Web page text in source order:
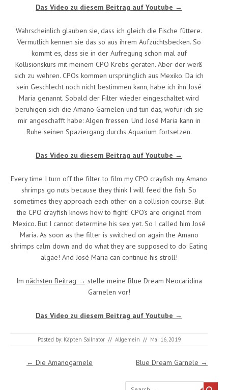
Das Video zu diesem Beitrag auf Youtube →
Wahrscheinlich glauben sie, dass ich gleich die Fische füttere.
Vermutlich kennen sie das so aus ihrem Aufzuchtsbecken. So
kommt es, dass sie in der Aufregung schon mal auf
Kollisionskurs mit meinem CPO Krebs geraten. Aber der weiß
sich zu wehren. CPOs kommen ursprünglich aus Mexiko. Da ich
sein Geschlecht noch nicht bestimmen kann, habe ich ihn José
Maria genannt. Sobald der Filter wieder eingeschaltet wird
beruhigen sich die Amano Garnelen und tun das, wofür ich sie
mir angeschafft habe: Algen fressen. Und José Maria kann in
Ruhe seinen Spaziergang durchs Aquarium fortsetzen.
Das Video zu diesem Beitrag auf Youtube →
Every time I turn off the filter to film my CPO crayfish my Amano
shrimps go nuts because they think I will feed the fish. So
sometimes they approach each other on a collision course. But
the CPO crayfish knows how to fight! CPO’s are original from
Mexico. But I cannot determine his sex yet. So I called him José
Maria. As soon as the filter is switched on again the Amano
shrimps calm down and do what they are supposed to do: Eating
algae! And José Maria can continue his stroll!
Im nächsten Beitrag → stelle meine Blue Dream Neocaridina
Garnelen vor!
Das Video zu diesem Beitrag auf Youtube →
Posted by: Käpten Sailnator // Allgemein // Mai 16, 2019
Post navigation
← Die Amanogarnele Blue Dream Garnele →
Search